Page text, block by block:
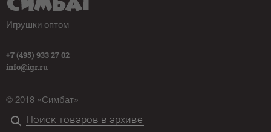
Игрушки оптом
+7 (495) 933 27 02
info@igr.ru
© 2018 «Симбат»